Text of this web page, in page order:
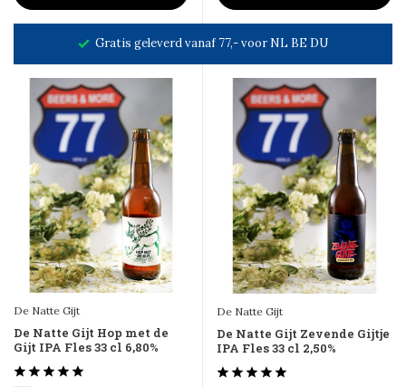
Gratis geleverd vanaf 77,- voor NL BE DU
De Natte Gijt
De Natte Gijt Hop met de
Gijt IPA Fles 33 cl 6,80%
De Natte Gijt
De Natte Gijt Zevende Gijtje
IPA Fles 33 cl 2,50%